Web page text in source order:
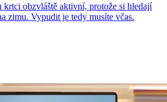
krtci obzvláště aktivní, protože si hledají
zimu. Vypudit je tedy musíte včas.